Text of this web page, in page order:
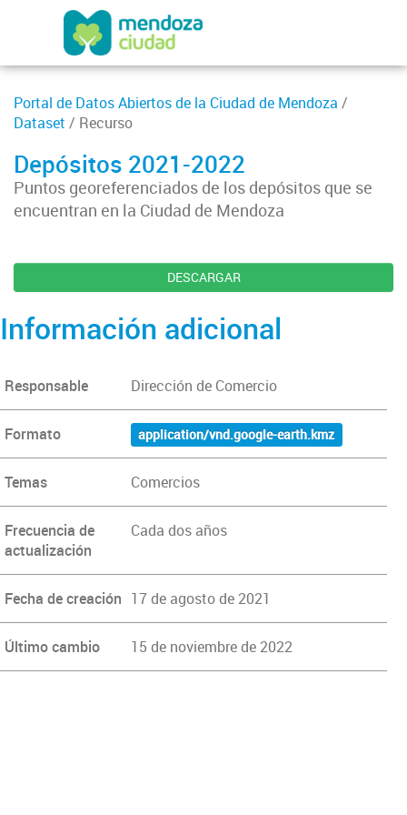
Portal de Datos Abiertos de la Ciudad de Mendoza /
Dataset / Recurso
Depósitos 2021-2022
Puntos georeferenciados de los depósitos que se
encuentran en la Ciudad de Mendoza
DESCARGAR
Información adicional
Responsable Dirección de Comercio
Formato application/vnd.google-earth.kmz
Temas Comercios
Frecuencia de
actualización
Cada dos años
Fecha de creación 17 de agosto de 2021
Último cambio 15 de noviembre de 2022